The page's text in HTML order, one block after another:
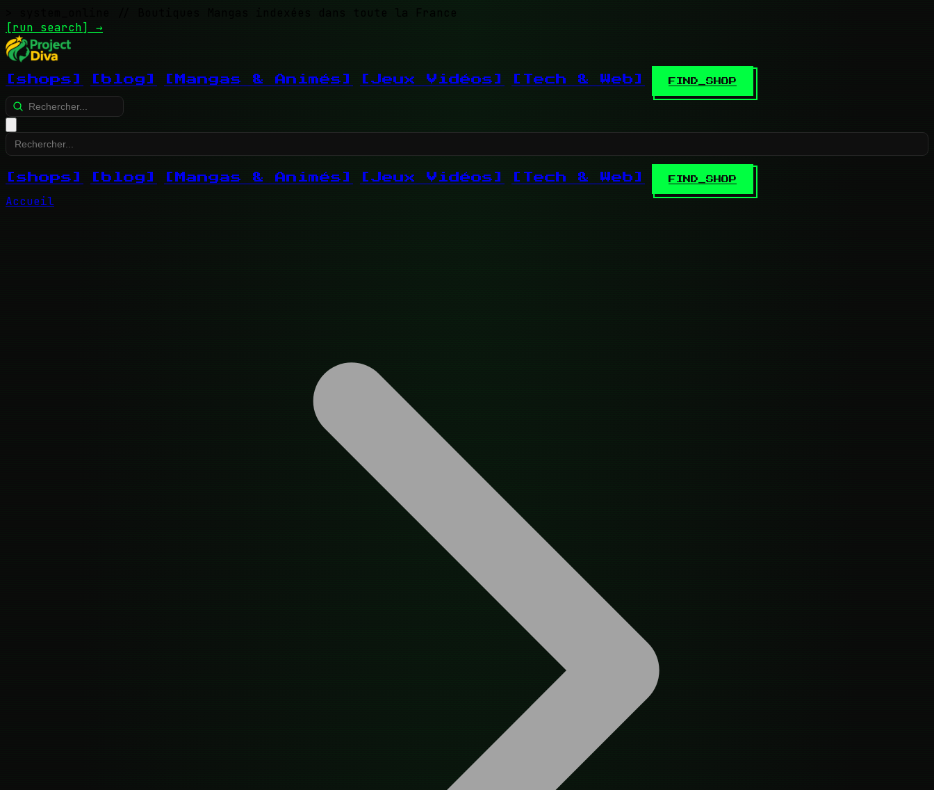
// Boutiques Mangas indexées dans toute la France
[run search] →
[shops] [blog] [Mangas & Animés] [Jeux Vidéos] [Tech & Web] FIND_SHOP
[shops] [blog] [Mangas & Animés] [Jeux Vidéos] [Tech & Web] FIND_SHOP
Accueil